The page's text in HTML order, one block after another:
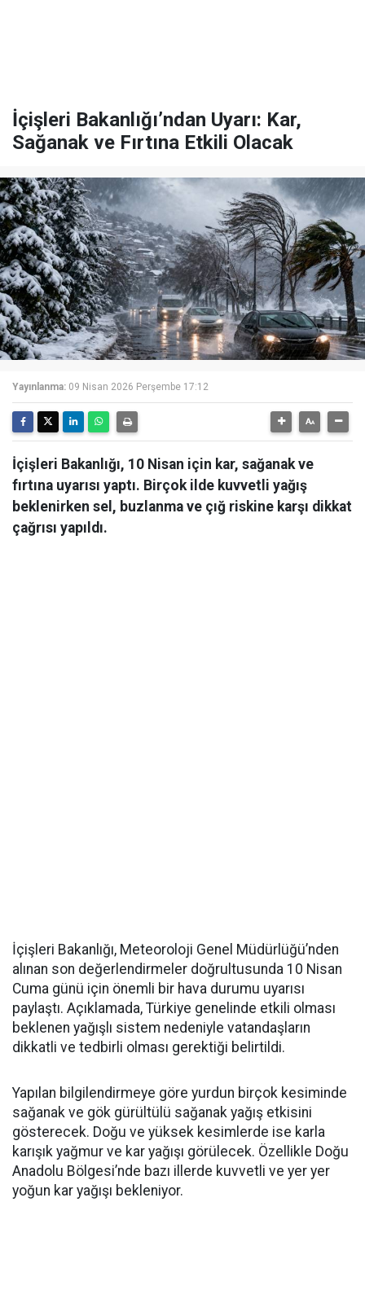
İçişleri Bakanlığı’ndan Uyarı: Kar,
Sağanak ve Fırtına Etkili Olacak
Yayınlanma: 09 Nisan 2026 Perşembe 17:12
İçişleri Bakanlığı, 10 Nisan için kar, sağanak ve
fırtına uyarısı yaptı. Birçok ilde kuvvetli yağış
beklenirken sel, buzlanma ve çığ riskine karşı dikkat
çağrısı yapıldı.
İçişleri Bakanlığı, Meteoroloji Genel Müdürlüğü’nden
alınan son değerlendirmeler doğrultusunda 10 Nisan
Cuma günü için önemli bir hava durumu uyarısı
paylaştı. Açıklamada, Türkiye genelinde etkili olması
beklenen yağışlı sistem nedeniyle vatandaşların
dikkatli ve tedbirli olması gerektiği belirtildi.
Yapılan bilgilendirmeye göre yurdun birçok kesiminde
sağanak ve gök gürültülü sağanak yağış etkisini
gösterecek. Doğu ve yüksek kesimlerde ise karla
karışık yağmur ve kar yağışı görülecek. Özellikle Doğu
Anadolu Bölgesi’nde bazı illerde kuvvetli ve yer yer
yoğun kar yağışı bekleniyor.